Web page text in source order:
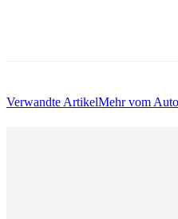
Verwandte ArtikelMehr vom